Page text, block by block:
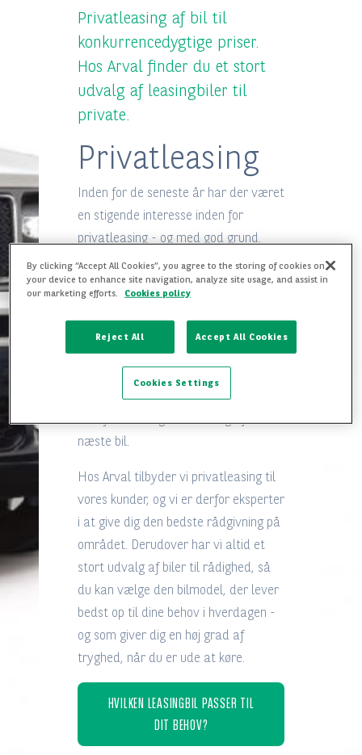
Privatleasing af bil til
konkurrencedygtige priser.
Hos Arval finder du et stort
udvalg af leasingbiler til
private.
Privatleasing
Inden for de seneste år har der været
en stigende interesse inden for
privatleasing - og med god grund.
Leasing af en bil til privat brug er
nemlig både nemt og ligetil, når dit
Arval har du mulighed for at vælge
imellem et stort udvalg af biler, og en
leasingaftale, der kan skræddersys til
næste bil.
Hos Arval tilbyder vi privatleasing til
vores kunder, og vi er derfor eksperter
i at give dig den bedste rådgivning på
området. Derudover har vi altid et
stort udvalg af biler til rådighed, så
du kan vælge den bilmodel, der lever
bedst op til dine behov i hverdagen -
og som giver dig en høj grad af
tryghed, når du er ude at køre.
HVILKEN LEASINGBIL PASSER TIL
DIT BEHOV?
By clicking “Accept All Cookies”, you agree to the storing of cookies on
your device to enhance site navigation, analyze site usage, and assist in
our marketing efforts.
Cookies policy
Reject All Accept All Cookies
Cookies Settings